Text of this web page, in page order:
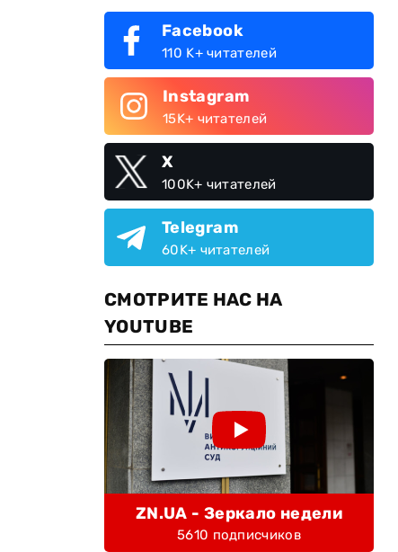
Facebook
110 K+ читателей
Instagram
15K+ читателей
X
100K+ читателей
Telegram
60K+ читателей
СМОТРИТЕ НАС НА
YOUTUBE
ZN.UA - Зеркало недели
5610 подписчиков